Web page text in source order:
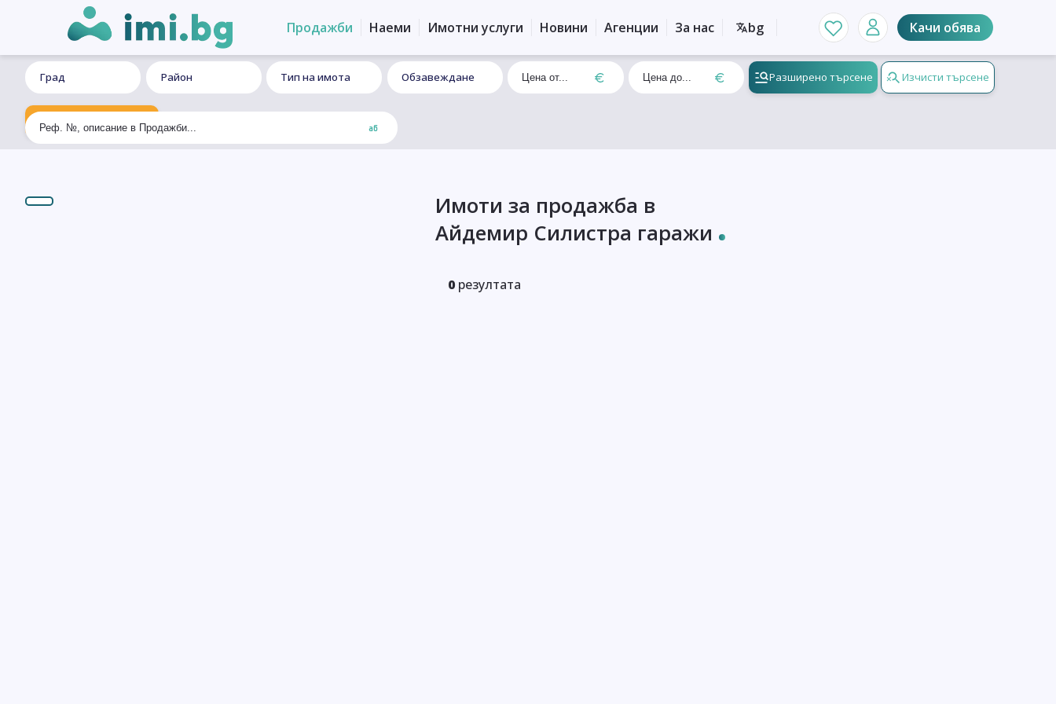
Продажби Наеми Имотни услуги Новини Агенции За нас bg Качи обява
Град Район Тип на имота Обзавеждане Разширено търсене Изчисти търсене
Ексклузивно търсене
Имоти за продажба в
Айдемир Силистра гаражи
0 резултата